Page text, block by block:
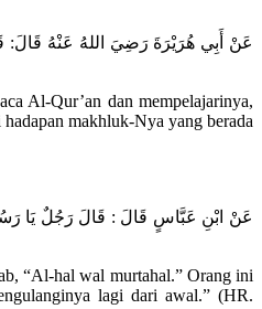
عَنْ أَبِي هُرَيْرَةَ رَضِيَ اللهُ عَنْهُ قَالَ:
Al-Qur’an dan mempelajarinya,
makhluk-Nya yang berada
“Al-hal wal murtahal.” Orang ini
lagi dari awal.” (HR.